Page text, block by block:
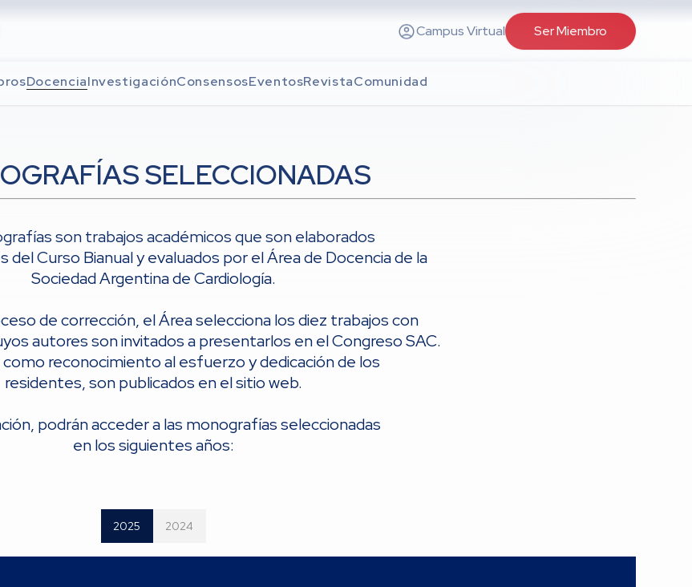
Campus Virtual Ser Miembro
DocenciaInvestigaciónConsensosEventosRevistaComunidad
SELECCIONADAS
son trabajos académicos que son elaborados
del Curso Bianual y evaluados por el Área de Docencia de la
Sociedad Argentina de Cardiología.
de corrección, el Área selecciona los diez trabajos con
autores son invitados a presentarlos en el Congreso SAC.
reconocimiento al esfuerzo y dedicación de los
residentes, son publicados en el sitio web.
podrán acceder a las monografías seleccionadas
en los siguientes años:
2025 2024